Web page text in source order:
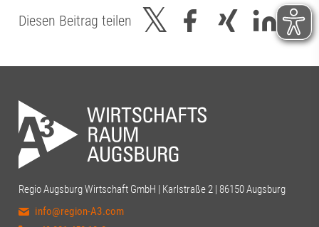
Diesen Beitrag teilen
Regio Augsburg Wirtschaft GmbH | Karlstraße 2 | 86150 Augsburg
info@region-A3.com